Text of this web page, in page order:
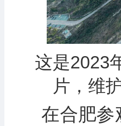
这是2023
片，维
在合肥参